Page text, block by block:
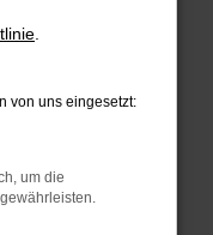
ERROR
helfen können:
deine
Beispiel
von uns eingesetzt:
um die